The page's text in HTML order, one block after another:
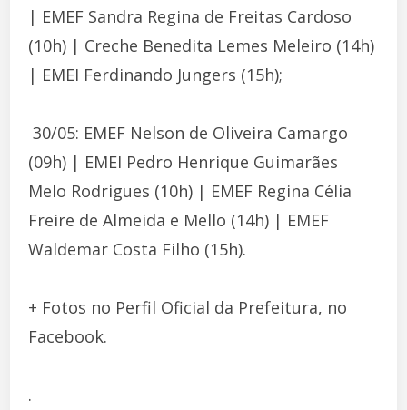
| EMEF Sandra Regina de Freitas Cardoso
(10h) | Creche Benedita Lemes Meleiro (14h)
| EMEI Ferdinando Jungers (15h);
 30/05: EMEF Nelson de Oliveira Camargo
(09h) | EMEI Pedro Henrique Guimarães
Melo Rodrigues (10h) | EMEF Regina Célia
Freire de Almeida e Mello (14h) | EMEF
Waldemar Costa Filho (15h).
+ Fotos no Perfil Oficial da Prefeitura, no
Facebook.
.